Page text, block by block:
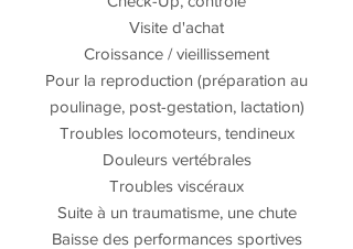
Visite d'achat
Croissance /vieillissement
Pour la reproduction (préparation au
poulinage, post-gestation, lactation)
Troubles locomoteurs, tendineux
Douleurs vertébrales
Troubles viscéraux
Suite à un traumatisme, une chute
Baisse des performances sportives